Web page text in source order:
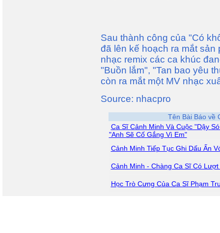
Sau thành công của "Có
đã lên kế hoạch ra mắt sản
nhạc remix các ca khúc
"Buồn lắm", "Tan bao yêu
còn ra mắt một MV nhạc
Source: nhacpro
Tên Bài Báo về
Ca Sĩ Cảnh Minh Và Cuộc "Dậy
"Anh Sẽ Cố Gắng Vì Em"
Cảnh Minh Tiếp Tục Ghi Dấu Ấn
Cảnh Minh - Chàng Ca Sĩ Có
Học Trò Cưng Của Ca Sĩ Phạm